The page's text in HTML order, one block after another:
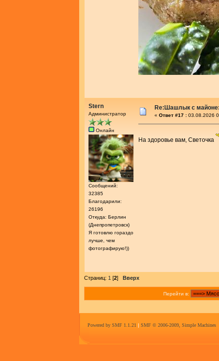
Stern
Администратор
Онлайн
Сообщений:
32385
Благодарили:
26196
Откуда: Берлин
(Днепропетровск)
Я готовлю гораздо
лучше, чем
фотографирую!))
Re:Шашлык с
« Ответ #17 : 03.08.2026
На здоровье вам, Светочка
Страниц: 1 [2] Вверх
Перейти в:
Powered by SMF 1.1.21 | SMF © 2006-2009, Simple Machines